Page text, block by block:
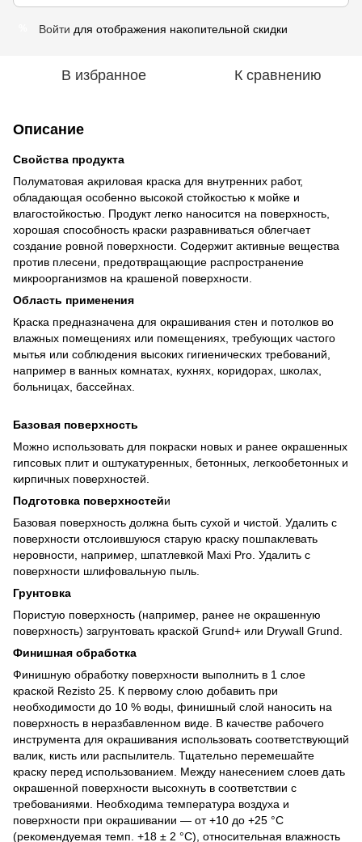
Войти для отображения накопительной скидки
В избранное К сравнению
Описание
Свойства продукта
Полуматовая акриловая краска для внутренних работ,
обладающая особенно высокой стойкостью к мойке и
влагостойкостью. Продукт легко наносится на поверхность,
хорошая способность краски разравниваться облегчает
создание ровной поверхности. Содержит активные вещества
против плесени, предотвращающие распространение
микроорганизмов на крашеной поверхности.
Область применения
Краска предназначена для окрашивания стен и потолков во
влажных помещениях или помещениях, требующих частого
мытья или соблюдения высоких гигиенических требований,
например в ванных комнатах, кухнях, коридорах, школах,
больницах, бассейнах.
Базовая поверхность
Можно использовать для покраски новых и ранее окрашенных
гипсовых плит и оштукатуренных, бетонных, легкообетонных и
кирпичных поверхностей.
Подготовка поверхностейи
Базовая поверхность должна быть сухой и чистой. Удалить с
поверхности отслоившуюся старую краску пошпаклевать
неровности, например, шпатлевкой Maxi Pro. Удалить с
поверхности шлифовальную пыль.
Грунтовка
Пористую поверхность (например, ранее не окрашенную
поверхность) загрунтовать краской Grund+ или Drywall Grund.
Финишная обработка
Финишную обработку поверхности выполнить в 1 слое
краской Rezisto 25. К первому слою добавить при
необходимости до 10 % воды, финишный слой наносить на
поверхность в неразбавленном виде. В качестве рабочего
инструмента для окрашивания использовать соответствующий
валик, кисть или распылитель. Тщательно перемешайте
краску перед использованием. Между нанесением слоев дать
окрашенной поверхности высохнуть в соответствии с
требованиями. Необходима температура воздуха и
поверхности при окрашивании — от +10 до +25 °C
(рекомендуемая темп. +18 ± 2 °C), относительная влажность